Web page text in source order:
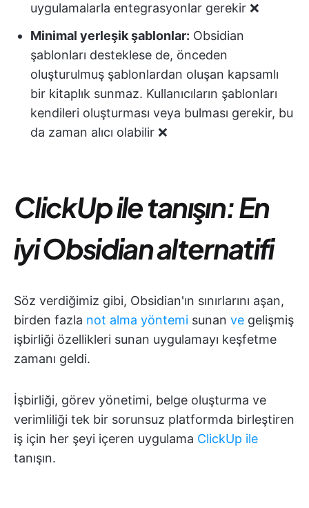
uygulamalarla entegrasyonlar gerekir ❌
Minimal yerleşik şablonlar: Obsidian
şablonları desteklese de, önceden
oluşturulmuş şablonlardan oluşan kapsamlı
bir kitaplık sunmaz. Kullanıcıların şablonları
kendileri oluşturması veya bulması gerekir, bu
da zaman alıcı olabilir ❌
ClickUp ile tanışın: En
iyi Obsidian alternatifi
Söz verdiğimiz gibi, Obsidian'ın sınırlarını aşan,
birden fazla not alma yöntemi sunan ve gelişmiş
işbirliği özellikleri sunan uygulamayı keşfetme
zamanı geldi.
İşbirliği, görev yönetimi, belge oluşturma ve
verimliliği tek bir sorunsuz platformda birleştiren
iş için her şeyi içeren uygulama ClickUp ile
tanışın.